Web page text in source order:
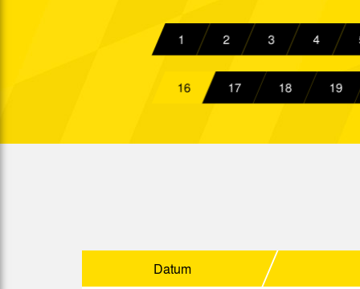
Datum
So. 10.02.1963
Ober. So. 10.03.1963
So. 17.03.1963
1 2 3 4
16 17 18 19
Datum